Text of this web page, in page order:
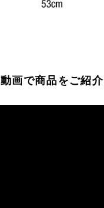
動画で商品をご紹介